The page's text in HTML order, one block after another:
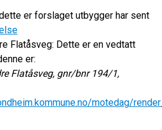
er forslaget utbygger har sent
Flatåsveg: Dette er en vedtatt
er:
Flatåsveg, gnr/bnr 194/1,
motedag/